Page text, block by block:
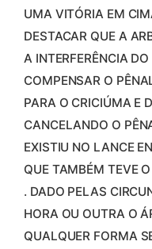
UMA VITÓRIA EM
DESTACAR QUE A
A INTERFERÊNCIA
COMPENSAR O
PARA O CRICIÚMA E
CANCELANDO O
EXISTIU NO LANCE
QUE TAMBÉM TEVE
. DADO PELAS
HORA OU OUTRA O
QUALQUER FORMA